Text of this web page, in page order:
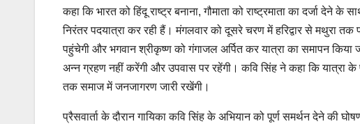
कहा कि भारत को हिंदू राष्ट्र बनाना, गौमाता को राष्ट्रमाता का दर्जा देने के
निरंतर पदयात्रा कर रही हैं। मंगलवार को दूसरे चरण में हरिद्वार से मथुरा
पहुंचेगी और भगवान श्रीकृष्ण को गंगाजल अर्पित कर यात्रा का समापन
अन्न ग्रहण नहीं करेंगी और उपवास पर रहेंगी। कवि सिंह ने कहा कि यात्रा के
तक समाज में जनजागरण जारी रखेंगी।
प्रैसवार्ता के दौरान गायिका कवि सिंह के अभियान को पूर्ण समर्थन देने की